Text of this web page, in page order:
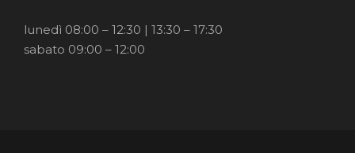
lunedì 08:00 – 12:30 | 13:30 – 17:30
sabato 09:00 – 12:00